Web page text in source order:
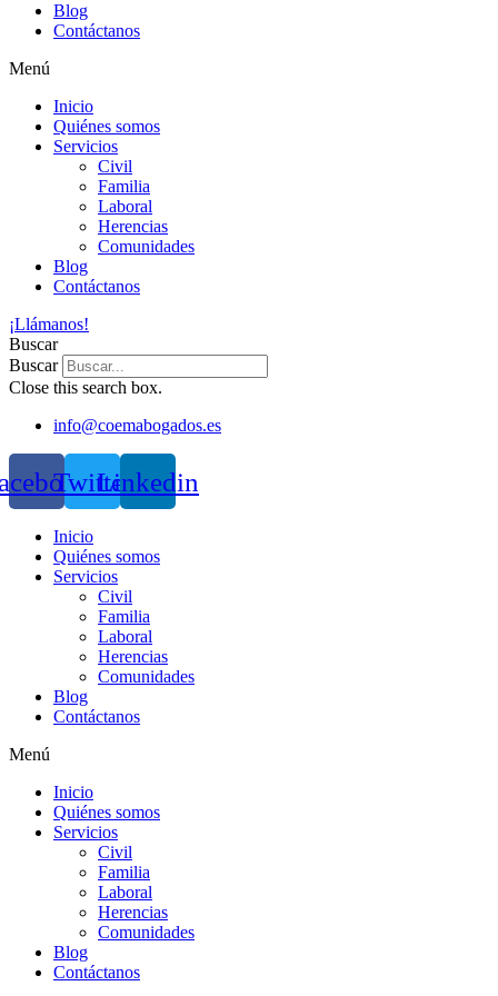
Blog
Contáctanos
Menú
Inicio
Quiénes somos
Servicios
Civil
Familia
Laboral
Herencias
Comunidades
Blog
Contáctanos
¡Llámanos!
Buscar
Buscar
Close this search box.
info@coemabogados.es
TwitterLinkedin
Inicio
Quiénes somos
Servicios
Civil
Familia
Laboral
Herencias
Comunidades
Blog
Contáctanos
Menú
Inicio
Quiénes somos
Servicios
Civil
Familia
Laboral
Herencias
Comunidades
Blog
Contáctanos